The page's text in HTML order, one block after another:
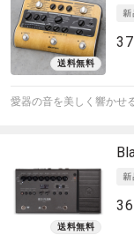
愛器の音を美しく響かせ